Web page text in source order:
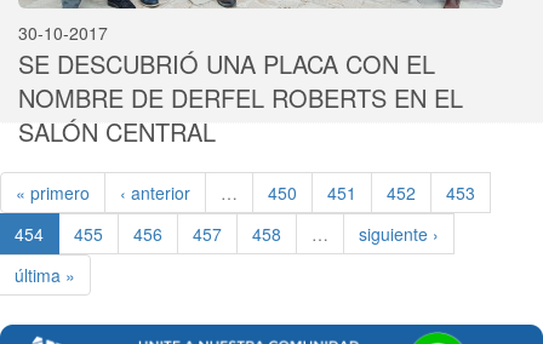
30-10-2017
SE DESCUBRIÓ UNA PLACA CON EL
NOMBRE DE DERFEL ROBERTS EN EL
SALÓN CENTRAL
« primero ‹ anterior … 450 451 452
453
454
455 456 457 458 …
siguiente ›
última »